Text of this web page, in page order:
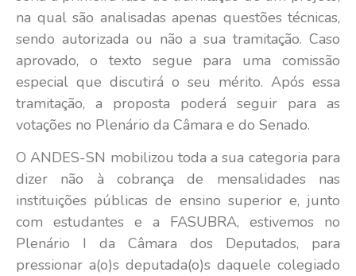
na qual são analisadas apenas questões técnicas,
sendo autorizada ou não a sua tramitação. Caso
aprovado, o texto segue para uma comissão
especial que discutirá o seu mérito. Após essa
tramitação, a proposta poderá seguir para as
votações no Plenário da Câmara e do Senado.
O ANDES-SN mobilizou toda a sua categoria para
dizer não à cobrança de mensalidades nas
instituições públicas de ensino superior e, junto
com estudantes e a FASUBRA, estivemos no
Plenário I da Câmara dos Deputados, para
pressionar a(o)s deputada(o)s daquele colegiado